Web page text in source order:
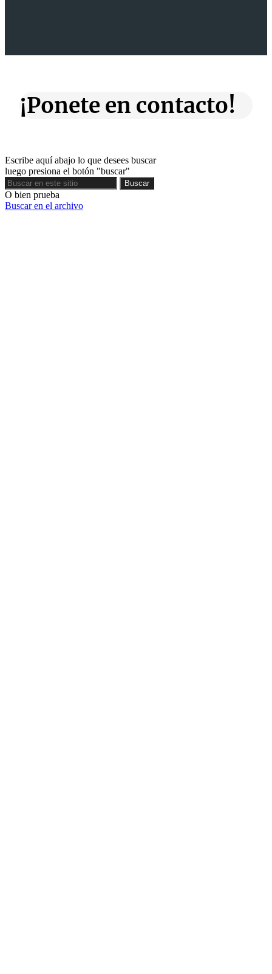
¡Ponete en contacto!
Escribe aquí abajo lo que desees buscar
luego presiona el botón "buscar"
Buscar
Buscar
O bien prueba
Buscar en el archivo